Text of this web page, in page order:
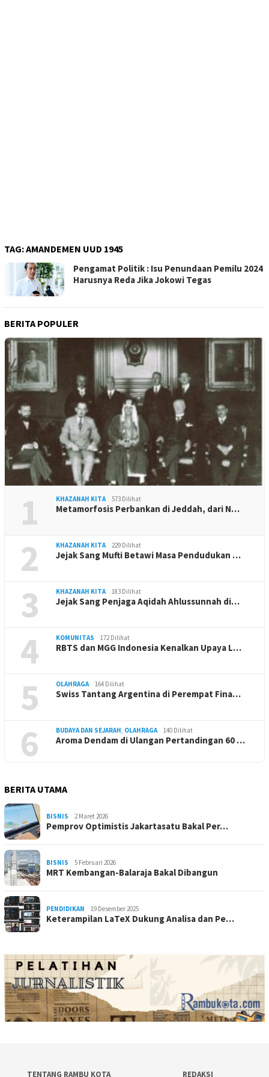
TAG:AMANDEMEN UUD 1945
Pengamat Politik : Isu Penundaan Pemilu 2024
Harusnya Reda Jika Jokowi Tegas
BERITA POPULER
1 KHAZANAH KITA 573 Dilihat
Metamorfosis Perbankan di Jeddah, dari N…
2 KHAZANAH KITA 229 Dilihat
Jejak Sang Mufti Betawi Masa Pendudukan …
3 KHAZANAH KITA 183 Dilihat
Jejak Sang Penjaga Aqidah Ahlussunnah di…
4 KOMUNITAS 172 Dilihat
RBTS dan MGG Indonesia Kenalkan Upaya L…
5 OLAHRAGA 164 Dilihat
Swiss Tantang Argentina di Perempat Fina…
6 BUDAYA DAN SEJARAH, OLAHRAGA 140 Dilihat
Aroma Dendam di Ulangan Pertandingan 60 …
BERITA UTAMA
BISNIS 2 Maret 2026
Pemprov Optimistis Jakartasatu Bakal Per…
BISNIS 5 Februari 2026
MRT Kembangan-Balaraja Bakal Dibangun
PENDIDIKAN 19 Desember 2025
Keterampilan LaTeX Dukung Analisa dan Pe…
TENTANG RAMBU KOTA REDAKSI